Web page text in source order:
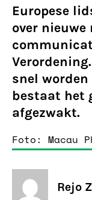
Europese
over nieuwe
snel worden
bestaat het
afgezwakt.
Foto: Macau
Rejo